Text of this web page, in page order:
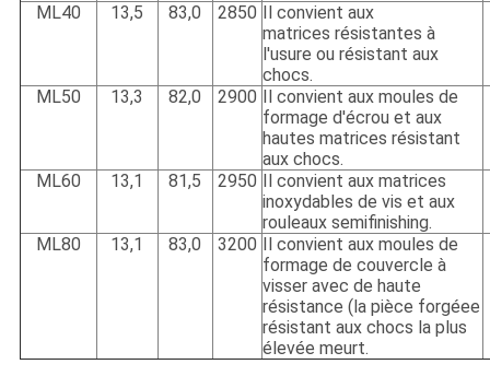
ML40
13,5 83,0 2850
Il convient aux
matrices résistantes à
l'usure ou résistant aux
chocs.
ML50
13,3 82,0 2900
Il convient aux moules de
formage d'écrou et aux
hautes matrices résistant
aux chocs.
ML60
13,1 81,5 2950
Il convient aux matrices
inoxydables de vis et aux
rouleaux semifinishing.
ML80
13,1 83,0 3200
Il convient aux moules de
formage de couvercle à
visser avec de haute
résistance (la pièce forgéee
résistant aux chocs la plus
élevée meurt.